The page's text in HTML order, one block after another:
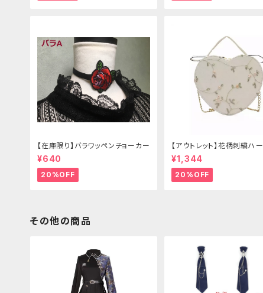
【在庫限り】バラワッペンチョーカー
¥640
20%OFF
【アウトレット】花柄刺繍ハ
グ
¥1,344
20%OFF
その他の商品